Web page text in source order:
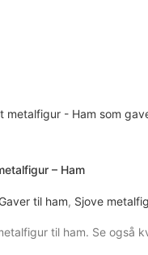
– Ham
Gaver til ham, Sjove
til ham. Se også